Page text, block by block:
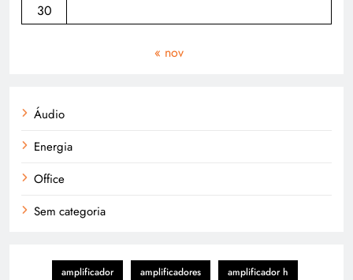
30
« nov
Áudio
Energia
Office
Sem categoria
amplificador amplificadores amplificador h